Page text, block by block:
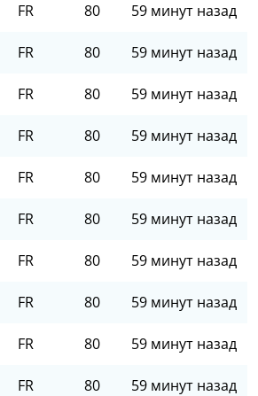
FR 80 59 минут назад
FR 80 59 минут назад
FR 80 59 минут назад
FR 80 59 минут назад
FR 80 59 минут назад
FR 80 59 минут назад
FR 80 59 минут назад
FR 80 59 минут назад
FR 80 59 минут назад
FR 80 59 минут назад